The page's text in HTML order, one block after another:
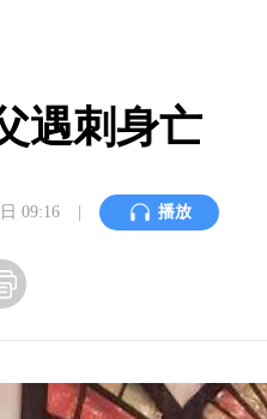
遇刺身亡
09:16 播放